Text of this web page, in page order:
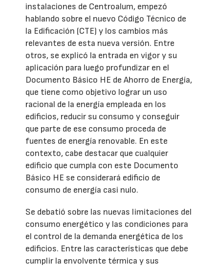
instalaciones de Centroalum, empezó
hablando sobre el nuevo Código Técnico de
la Edificación (CTE) y los cambios más
relevantes de esta nueva versión. Entre
otros, se explicó la entrada en vigor y su
aplicación para luego profundizar en el
Documento Básico HE de Ahorro de Energía,
que tiene como objetivo lograr un uso
racional de la energía empleada en los
edificios, reducir su consumo y conseguir
que parte de ese consumo proceda de
fuentes de energía renovable. En este
contexto, cabe destacar que cualquier
edificio que cumpla con este Documento
Básico HE se considerará edificio de
consumo de energía casi nulo.
Se debatió sobre las nuevas limitaciones del
consumo energético y las condiciones para
el control de la demanda energética de los
edificios. Entre las características que debe
cumplir la envolvente térmica y sus